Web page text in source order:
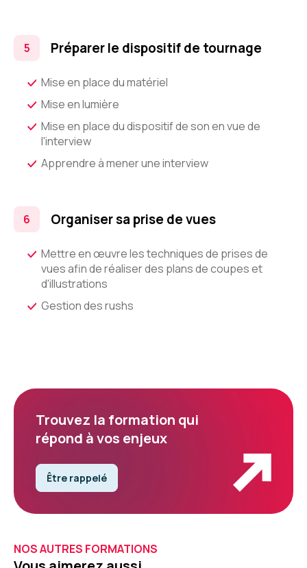
Préparer le dispositif de tournage
Mise en place du matériel
Mise en lumière
Mise en place du dispositif de son en vue de
l'interview
Apprendre à mener une interview
Organiser sa prise de vues
Mettre en œuvre les techniques de prises de
vues afin de réaliser des plans de coupes et
d'illustrations
Gestion des rushs
Trouvez la formation qui
répond à vos enjeux
Être rappelé
NOS AUTRES FORMATIONS